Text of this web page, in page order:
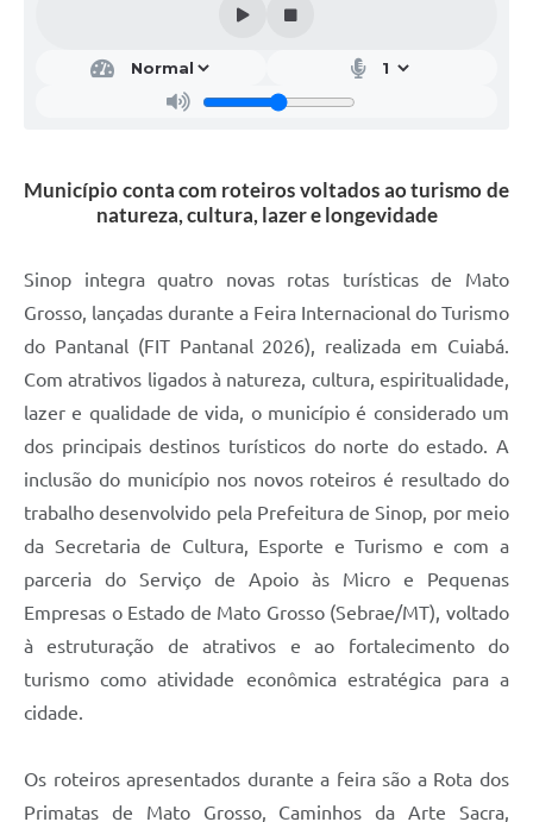
Município conta com roteiros voltados ao turismo de
natureza, cultura, lazer e longevidade
Sinop integra quatro novas rotas turísticas de Mato
Grosso, lançadas durante a Feira Internacional do Turismo
do Pantanal (FIT Pantanal 2026), realizada em Cuiabá.
Com atrativos ligados à natureza, cultura, espiritualidade,
lazer e qualidade de vida, o município é considerado um
dos principais destinos turísticos do norte do estado. A
inclusão do município nos novos roteiros é resultado do
trabalho desenvolvido pela Prefeitura de Sinop, por meio
da Secretaria de Cultura, Esporte e Turismo e com a
parceria do Serviço de Apoio às Micro e Pequenas
Empresas o Estado de Mato Grosso (Sebrae/MT), voltado
à estruturação de atrativos e ao fortalecimento do
turismo como atividade econômica estratégica para a
cidade.
Os roteiros apresentados durante a feira são a Rota dos
Primatas de Mato Grosso, Caminhos da Arte Sacra,